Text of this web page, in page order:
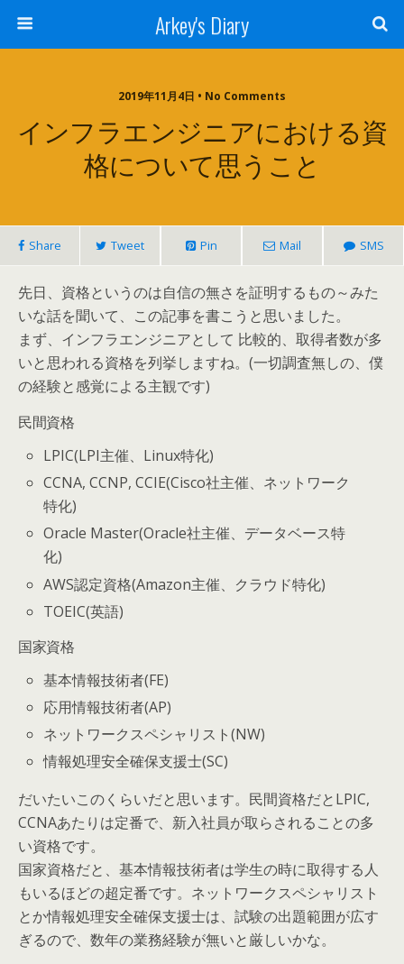
Arkey's Diary
2019年11月4日 • No Comments
インフラエンジニアにおける資
格について思うこと
Share Tweet Pin Mail SMS
先日、資格というのは自信の無さを証明するもの～みた
いな話を聞いて、この記事を書こうと思いました。
まず、インフラエンジニアとして 比較的、取得者数が多
いと思われる資格を列挙しますね。(一切調査無しの、僕
の経験と感覚による主観です)
民間資格
LPIC(LPI主催、Linux特化)
CCNA, CCNP, CCIE(Cisco社主催、ネットワーク
特化)
Oracle Master(Oracle社主催、データベース特
化)
AWS認定資格(Amazon主催、クラウド特化)
TOEIC(英語)
国家資格
基本情報技術者(FE)
応用情報技術者(AP)
ネットワークスペシャリスト(NW)
情報処理安全確保支援士(SC)
だいたいこのくらいだと思います。民間資格だとLPIC,
CCNAあたりは定番で、新入社員が取らされることの多
い資格です。
国家資格だと、基本情報技術者は学生の時に取得する人
もいるほどの超定番です。ネットワークスペシャリスト
とか情報処理安全確保支援士は、試験の出題範囲が広す
ぎるので、数年の業務経験が無いと厳しいかな。